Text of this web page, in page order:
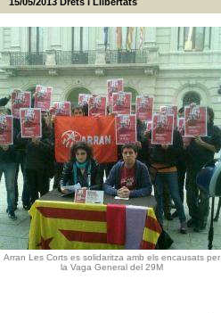
Arran Les Corts es solidaritza amb els encausats per
la Vaga General del 29M